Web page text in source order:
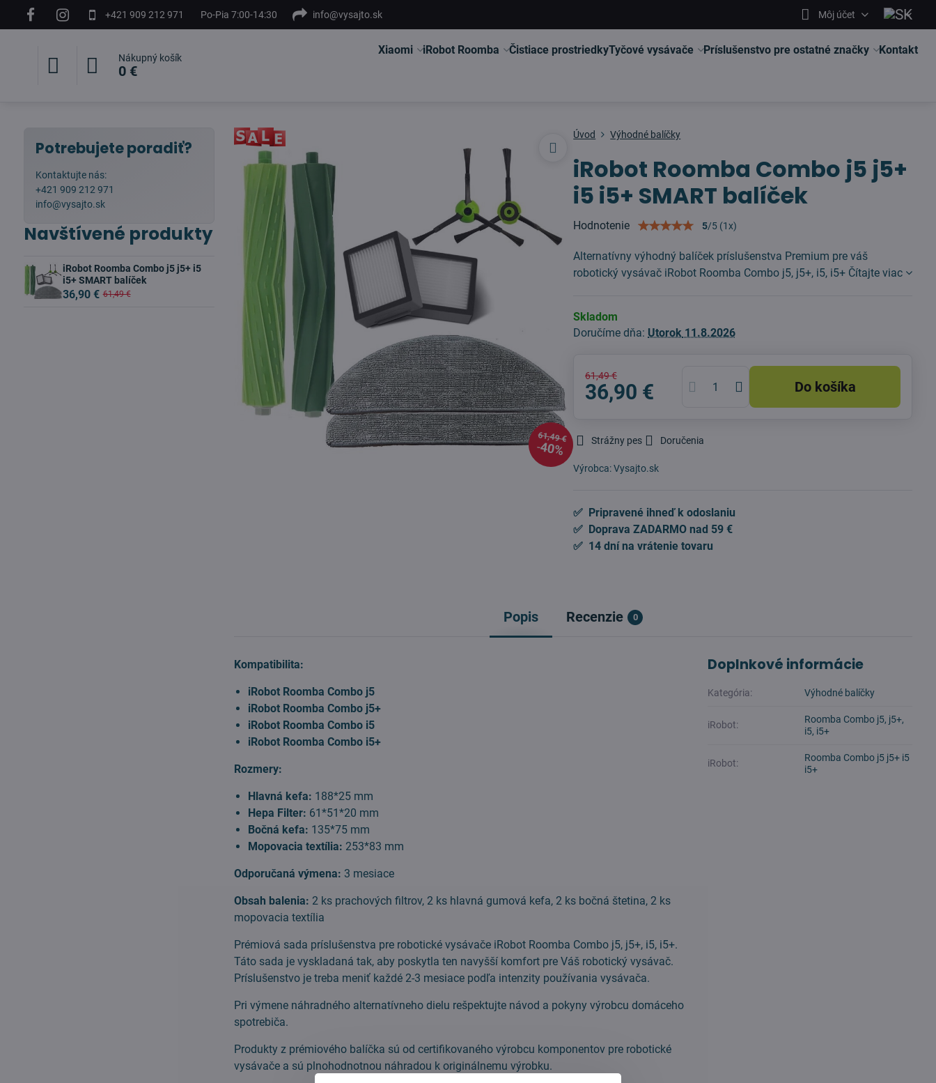
+421 909 212 971 Po-Pia 7:00-14:30 info@vysajto.sk Môj účet
Nákupný košík
0 €
Xiaomi iRobot Roomba Čistiace prostriedkyTyčové vysávače Príslušenstvo pre ostatné značky Kontakt
61,49 €
40%
Úvod Výhodné balíčky
iRobot Roomba Combo j5 j5+
i5 i5+ SMART balíček
Hodnotenie 5/5 (1x)
Alternatívny výhodný balíček príslušenstva Premium pre váš
robotický vysávač iRobot Roomba Combo j5, j5+, i5, i5+ Čítajte viac
Skladom
Doručíme dňa: Utorok 11.8.2026
61,49 €
36,90 € Do košíka
Strážny pes Doručenia
Výrobca:Vysajto.sk
✅ Pripravené ihneď k odoslaniu
✅ Doprava ZADARMO nad 59 €
✅ 14 dní na vrátenie tovaru
Popis Recenzie 0
Kompatibilita:
iRobot Roomba Combo j5
iRobot Roomba Combo j5+
iRobot Roomba Combo i5
iRobot Roomba Combo i5+
Rozmery:
Hlavná kefa: 188*25 mm
Hepa Filter: 61*51*20 mm
Bočná kefa: 135*75 mm
Mopovacia textília: 253*83 mm
Odporučaná výmena: 3 mesiace
Obsah balenia: 2 ks prachových filtrov, 2 ks hlavná gumová kefa, 2 ks bočná štetina, 2 ks
mopovacia textília
Prémiová sada príslušenstva pre robotické vysávače iRobot Roomba Combo j5, j5+, i5, i5+.
Táto sada je vyskladaná tak, aby poskytla ten navyšší komfort pre Váš robotický vysávač.
Príslušenstvo je treba meniť každé 2-3 mesiace podľa intenzity používania vysávača.
Pri výmene náhradného alternatívneho dielu rešpektujte návod a pokyny výrobcu domáceho
spotrebiča.
Produkty z prémiového balíčka sú od certifikovaného výrobcu komponentov pre robotické
vysávače a sú plnohodnotnou náhradou k originálnemu výrobku.
Doplnkové informácie
Kategória: Výhodné balíčky
iRobot:
Roomba Combo j5, j5+,
i5, i5+
iRobot:
Roomba Combo j5 j5+ i5
i5+
Potrebujete poradiť?
Kontaktujte nás:
+421 909 212 971
info@vysajto.sk
Navštívené produkty
iRobot Roomba Combo j5 j5+ i5
i5+ SMART balíček
36,90 € 61,49 €